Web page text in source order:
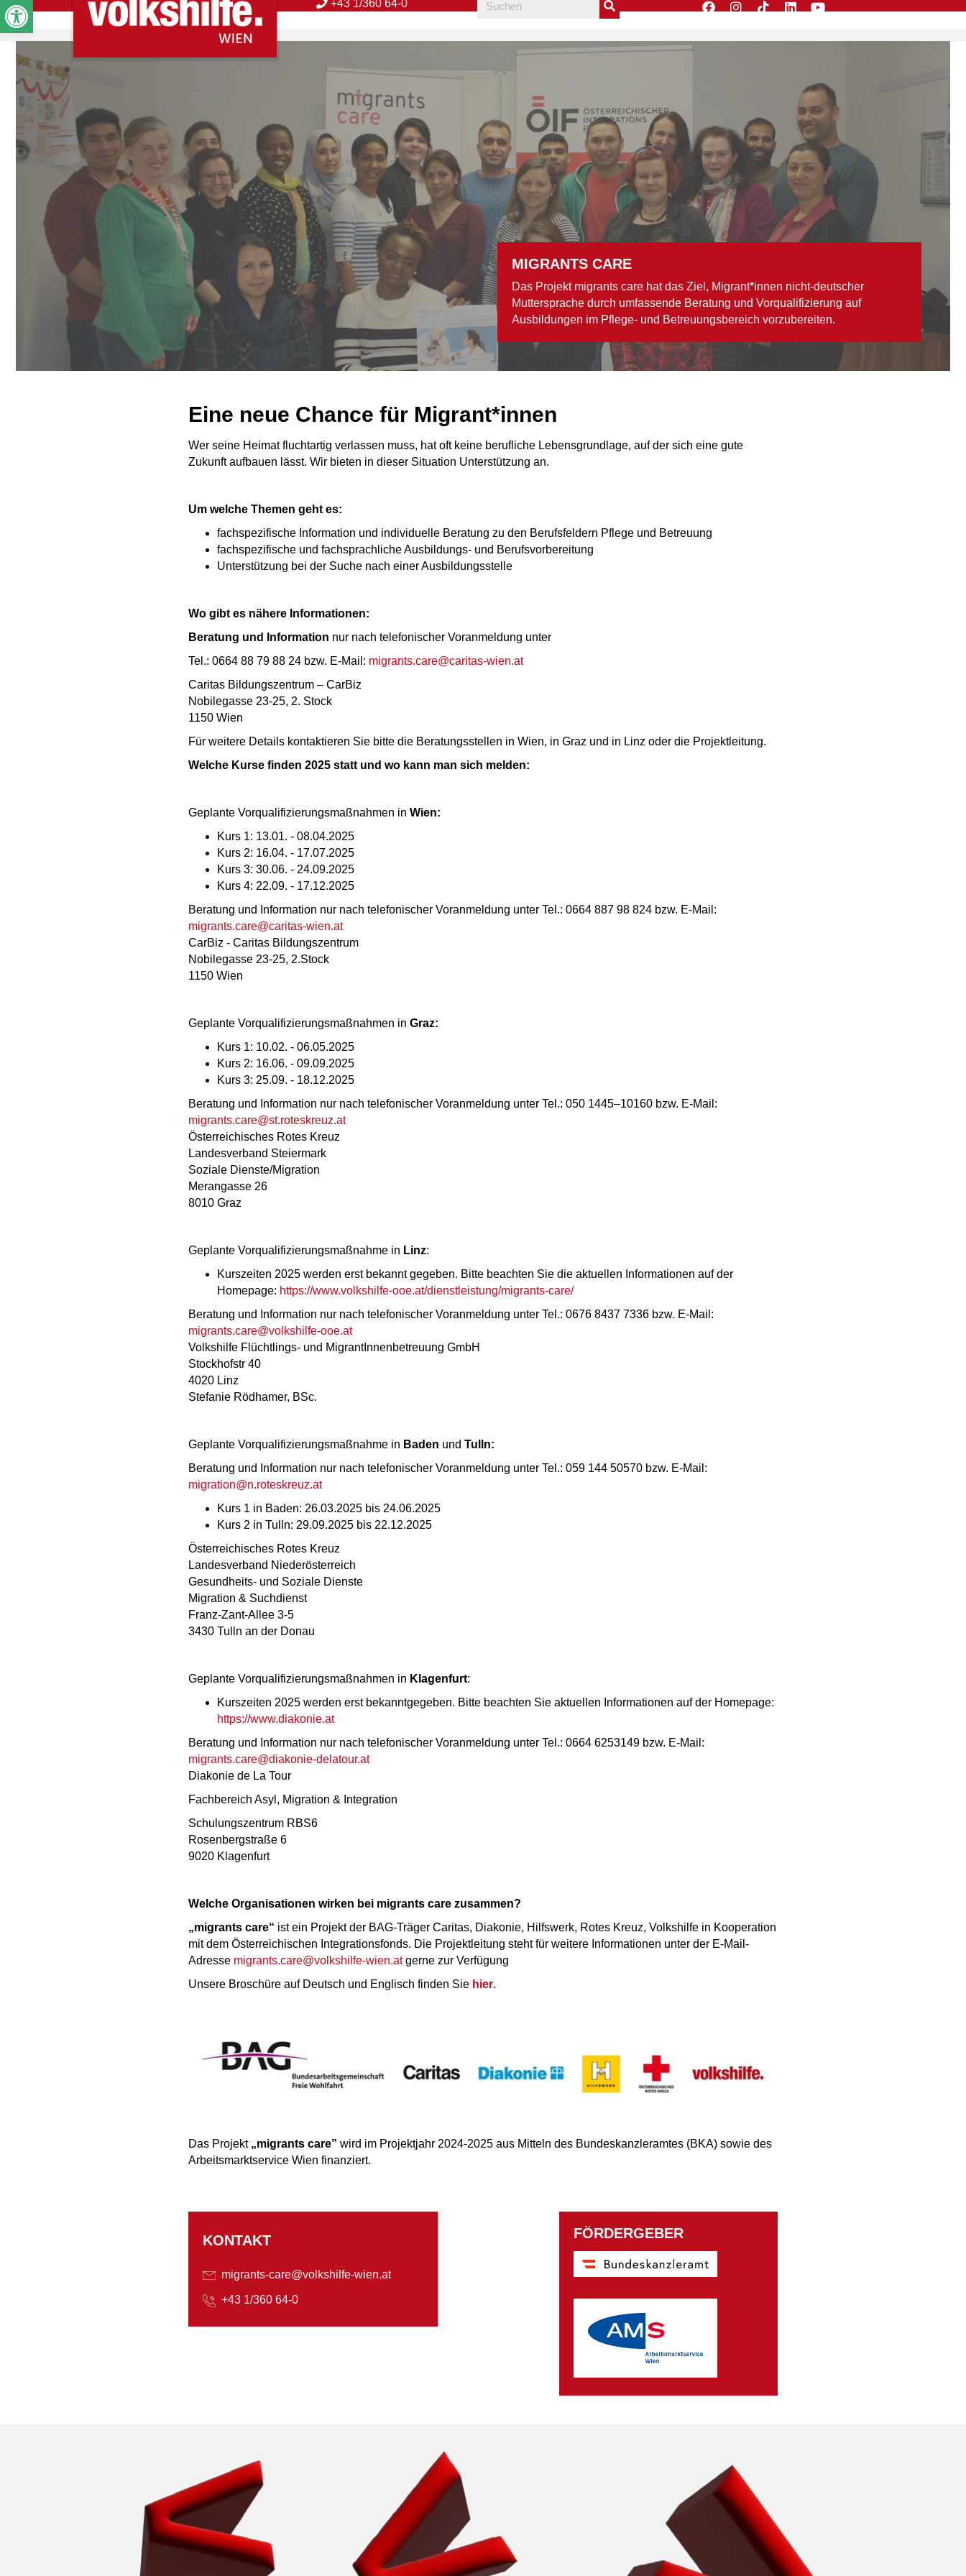
+43 1/360 64-0
MIGRANTS CARE
Das Projekt migrants care hat das Ziel, Migrant*innen nicht-deutscher
Muttersprache durch umfassende Beratung und Vorqualifizierung auf
Ausbildungen im Pflege- und Betreuungsbereich vorzubereiten.
Eine neue Chance für Migrant*innen
Wer seine Heimat fluchtartig verlassen muss, hat oft keine berufliche Lebensgrundlage, auf der sich eine gute
Zukunft aufbauen lässt. Wir bieten in dieser Situation Unterstützung an.
Um welche Themen geht es:
fachspezifische Information und individuelle Beratung zu den Berufsfeldern Pflege und Betreuung
fachspezifische und fachsprachliche Ausbildungs- und Berufsvorbereitung
Unterstützung bei der Suche nach einer Ausbildungsstelle
Wo gibt es nähere Informationen:
Beratung und Information nur nach telefonischer Voranmeldung unter
Tel.: 0664 88 79 88 24 bzw. E‑Mail: migrants.care@caritas-wien.at
Caritas Bildungszentrum – CarBiz
Nobilegasse 23-25, 2. Stock
1150 Wien
Für weitere Details kontaktieren Sie bitte die Beratungsstellen in Wien, in Graz und in Linz oder die Projektleitung.
Welche Kurse finden 2025 statt und wo kann man sich melden:
Geplante Vorqualifizierungsmaßnahmen in Wien:
Kurs 1: 13.01. - 08.04.2025
Kurs 2: 16.04. - 17.07.2025
Kurs 3: 30.06. - 24.09.2025
Kurs 4: 22.09. - 17.12.2025
Beratung und Information nur nach telefonischer Voranmeldung unter Tel.: 0664 887 98 824 bzw. E‑Mail:
migrants.care@caritas-wien.at
CarBiz - Caritas Bildungszentrum
Nobilegasse 23-25, 2.Stock
1150 Wien
Geplante Vorqualifizierungsmaßnahmen in Graz:
Kurs 1: 10.02. - 06.05.2025
Kurs 2: 16.06. - 09.09.2025
Kurs 3: 25.09. - 18.12.2025
Beratung und Information nur nach telefonischer Voranmeldung unter Tel.: 050 1445–10160 bzw. E‑Mail:
migrants.care@st.roteskreuz.at
Österreichisches Rotes Kreuz
Landesverband Steiermark
Soziale Dienste/Migration
Merangasse 26
8010 Graz
Geplante Vorqualifizierungsmaßnahme in Linz:
Kurszeiten 2025 werden erst bekannt gegeben. Bitte beachten Sie die aktuellen Informationen auf der
Homepage: https://www.volkshilfe-ooe.at/dienstleistung/migrants-care/
Beratung und Information nur nach telefonischer Voranmeldung unter Tel.: 0676 8437 7336 bzw. E‑Mail:
migrants.care@volkshilfe-ooe.at
Volkshilfe Flüchtlings- und MigrantInnenbetreuung GmbH
Stockhofstr 40
4020 Linz
Stefanie Rödhamer, BSc.
Geplante Vorqualifizierungsmaßnahme in Baden und Tulln:
Beratung und Information nur nach telefonischer Voranmeldung unter Tel.: 059 144 50570 bzw. E‑Mail:
migration@n.roteskreuz.at
Kurs 1 in Baden: 26.03.2025 bis 24.06.2025
Kurs 2 in Tulln: 29.09.2025 bis 22.12.2025
Österreichisches Rotes Kreuz
Landesverband Niederösterreich
Gesundheits- und Soziale Dienste
Migration & Suchdienst
Franz-Zant-Allee 3-5
3430 Tulln an der Donau
Geplante Vorqualifizierungsmaßnahmen in Klagenfurt:
Kurszeiten 2025 werden erst bekanntgegeben. Bitte beachten Sie aktuellen Informationen auf der Homepage:
https://www.diakonie.at
Beratung und Information nur nach telefonischer Voranmeldung unter Tel.: 0664 6253149 bzw. E‑Mail:
migrants.care@diakonie-delatour.at
Diakonie de La Tour
Fachbereich Asyl, Migration & Integration
Schulungszentrum RBS6
Rosenbergstraße 6
9020 Klagenfurt
Welche Organisationen wirken bei migrants care zusammen?
„migrants care“ ist ein Projekt der BAG-Träger Caritas, Diakonie, Hilfswerk, Rotes Kreuz, Volkshilfe in Kooperation
mit dem Österreichischen Integrationsfonds. Die Projektleitung steht für weitere Informationen unter der E‑Mail-
Adresse migrants.care@volkshilfe-wien.atgerne zur Verfügung
Unsere Broschüre auf Deutsch und Englisch finden Sie hier.
Das Projekt „migrants care” wird im Projektjahr 2024-2025 aus Mitteln des Bundeskanzleramtes (BKA) sowie des
Arbeitsmarktservice Wien finanziert.
KONTAKT
migrants-care@volkshilfe-wien.at
+43 1/360 64-0
FÖRDERGEBER